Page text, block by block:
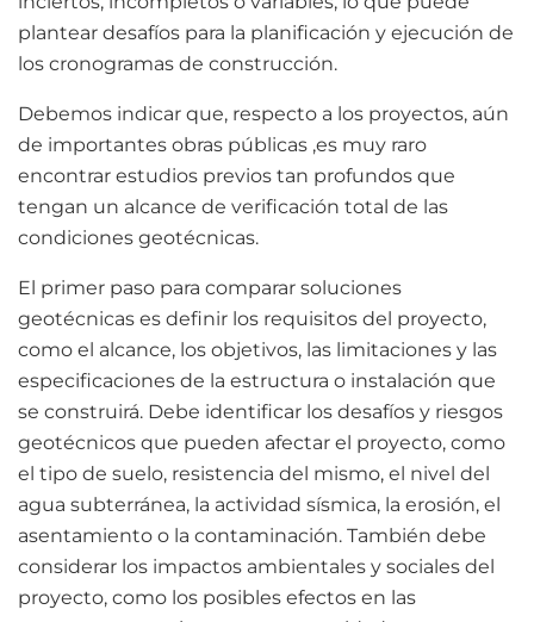
plantear desafíos para la planificación y ejecución de
los cronogramas de construcción.
Debemos indicar que, respecto a los proyectos, aún
de importantes obras públicas ,es muy raro
encontrar estudios previos tan profundos que
tengan un alcance de verificación total de las
condiciones geotécnicas.
El primer paso para comparar soluciones
geotécnicas es definir los requisitos del proyecto,
como el alcance, los objetivos, las limitaciones y las
especificaciones de la estructura o instalación que
se construirá. Debe identificar los desafíos y riesgos
geotécnicos que pueden afectar el proyecto, como
el tipo de suelo, resistencia del mismo, el nivel del
agua subterránea, la actividad sísmica, la erosión, el
asentamiento o la contaminación. También debe
considerar los impactos ambientales y sociales del
proyecto, como los posibles efectos en las